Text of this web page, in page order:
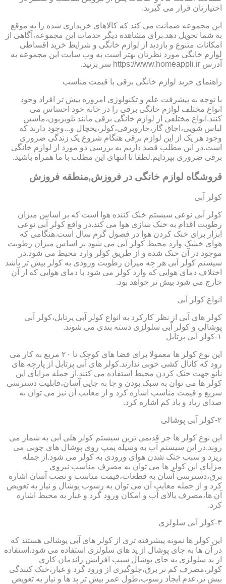
اختیارتان قرار می گیرند.
این مجموعه ضمانت می کند که کالاهای خریداری شده را به موقع
به شما تحویل دهد.برای مشاهده دیگر خدمات این مجموعه،آگاهی از
امکانات متنوع و بازدید از لوازم خانگی و شرایط خرید اقساطی
لوازم خانگی مورد نظرتان بهتر است به وب سایت این مجموعه به
آدرس https://www.homeappli.ir سر بزنید.
راهنمای خرید لوازم خانگی برقی با قیمت مناسب
با توجه به پیشرفت علم و تکنولوژی امروزه بیش تر افراد وجود
انواع مختلف لوازم خانگی برقی را در خانه خود احساس می
کنند.انواع مختلفی از لوازم خانگی برقی مانند تلویزیون،ماشین
لباس شویی،اجاق گاز،جاروبرقی،کولر،یخچال و...وجود دارند که
وجود هر یک از این لوازم برقی هنگام شروع یک زندگی ضروری
است.در این مطلب قصد داریم به بررسی دو مورد از لوازم خانگی
برقی ضروری بپردایم.لطفا تا انتهای این مطلب با ما همراه باشید.
قروشگاه لوازم خانگی در فروزش,منطقه فروزش
کولر آبی
کولر آبی نوعی سیستم خنک کننده هوا است که بر اساس میزان
رطوبت اقدام به خنک سازی هوا می کند.در واقع کولر آبی نوعی
ابزار برای خنک کردن هوا در فصول گرم سال است.هنگامی که
هوای خشک وارد محیط کولر آبی می شود بر اساس میزان رطوبت
موجود در آن خنک شده و از طریق کولر وارد محیط می شود.در
سیستم کولر آبی هر چه میزان رطوبت ورودی به کولر بیش تر باشد
اختلاف دمای هوایی که وارد کولر می شود با دمای هوایی که از آن
خارج می شود بیش تر خواهد بود.
انواع کولر آبی
کولر های آبی از نظر کارکرد به انواع کولر آبی پرتابل،کولر آبی
پوشالی و کولر آبی سلولزی دسته بندی می شوند.
۱-کولر آبی پرتابل
این نوع کولر ها معمولا برای فضا های کوچک تا ۲۰ مربع به کار می
رود که کانال کشی خوبی ندارند.کولر های آبی پرتابل از پارچه های
نانو جهت خنک کردن محیط استفاده می کنند.از جمله مزایای این
کولر ها می توان به سبک بودن و جا به جایی آسان،قابلیت دسترسی
سریع و قیمت مناسب اشاره کرد و از معایب آن نیز می توان به
صدای زیاد و باد کم اشاره کرد.
۲-کولر آبی پوشالی
این نوع کولر ها جز قدیمی ترین سیستم کولر هلی آبی به شمار می
روند.در این سیستم آب به وسیله پمپ روی پوشال های چوبی می
ریزد و سبب خنک شدن هوای ورودی به کولر می شود.از جمله
مزایای این کولر ها می توان به مصرف مناسب نیروی
برق،دسترسی آسان به قطعات،قیمت مناسب و نصب آسان اشاره
کرد و از جمله معایب آن می توان به رسوب پوشال و نیاز به تعویض
آن ها،مصرف بالای آب و امکان ورود گرد و غبار به محیط اشاره
کرد.
۳-کولر آبی سلولزی
این کولر ها نمونه پیشرفته تری از کولر های آبی پوشالی هستند که
در آن ها به جای پوشال از پد های سلولزی استفاده می شود.استفاده
از پد سلولزی به جای پوشال سبب افزایش راندمان کاری
کولر،مصرف کم تر برق،جلوگیری از ورود گرد و غبار،خنک کنندگی
بیش تر،عدم ایجاد رسوب،طول عمر بیش تر پد ها و نیاز به تعویض